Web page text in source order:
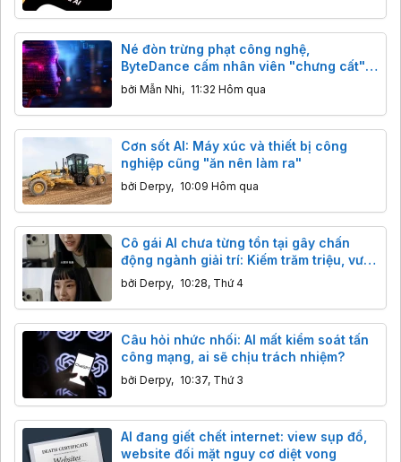
Né đòn trừng phạt công nghệ,
ByteDance cấm nhân viên "chưng cất"
mô hình AI Mỹ
bởi Mẫn Nhi, 11:32 Hôm qua
Cơn sốt AI: Máy xúc và thiết bị công
nghiệp cũng "ăn nên làm ra"
bởi Derpy, 10:09 Hôm qua
Cô gái AI chưa từng tồn tại gây chấn
động ngành giải trí: Kiếm trăm triệu, vượt
mặt sao thật
bởi Derpy, 10:28, Thứ 4
Câu hỏi nhức nhối: AI mất kiểm soát tấn
công mạng, ai sẽ chịu trách nhiệm?
bởi Derpy, 10:37, Thứ 3
AI đang giết chết internet: view sụp đổ,
website đối mặt nguy cơ diệt vong